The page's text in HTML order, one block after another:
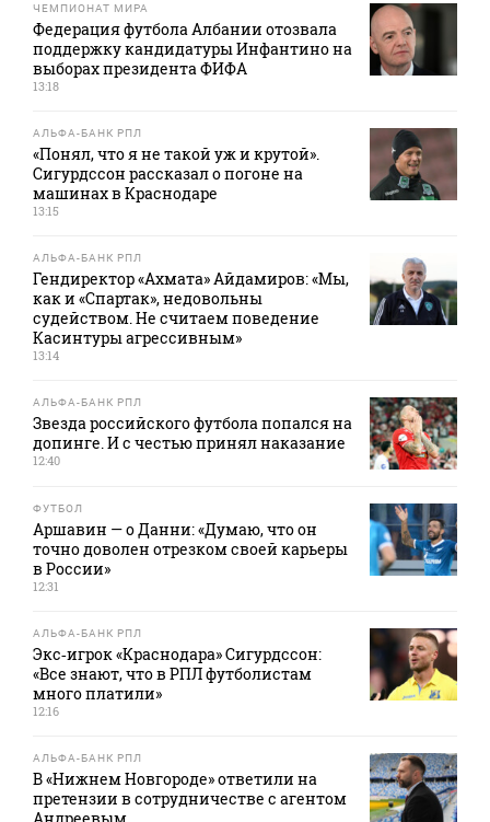
ЧЕМПИОНАТ МИРА
Федерация футбола Албании отозвала
поддержку кандидатуры Инфантино на
выборах президента ФИФА
13:18
АЛЬФА-БАНК РПЛ
«Понял, что я не такой уж и крутой».
Сигурдссон рассказал о погоне на
машинах в Краснодаре
13:15
АЛЬФА-БАНК РПЛ
Гендиректор «Ахмата» Айдамиров: «Мы,
как и «Спартак», недовольны
судейством. Не считаем поведение
Касинтуры агрессивным»
13:14
АЛЬФА-БАНК РПЛ
Звезда российского футбола попался на
допинге. И с честью принял наказание
12:40
ФУТБОЛ
Аршавин — о Данни: «Думаю, что он
точно доволен отрезком своей карьеры
в России»
12:31
АЛЬФА-БАНК РПЛ
Экс‑игрок «Краснодара» Сигурдссон:
«Все знают, что в РПЛ футболистам
много платили»
12:16
АЛЬФА-БАНК РПЛ
В «Нижнем Новгороде» ответили на
претензии в сотрудничестве с агентом